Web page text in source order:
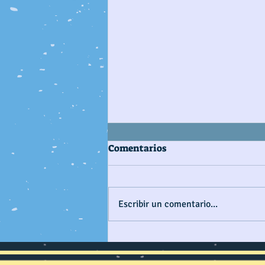
CONSTRUYENDO PAÍS
MARÍTIMO
Comentarios
Escribir un comentario...